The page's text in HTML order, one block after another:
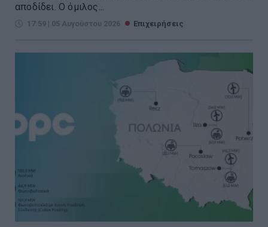
αποδίδει. Ο όμιλος...
17:59 | 05 Αυγούστου 2026 Επιχειρήσεις